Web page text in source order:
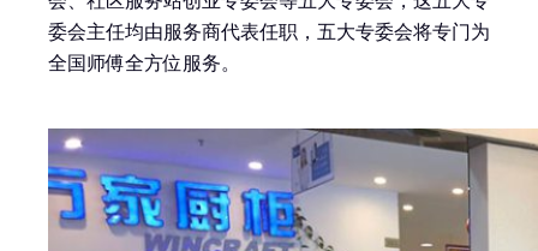
委会主任均由服务商代表任职，五大专委会将专门为
全国师傅全方位服务。